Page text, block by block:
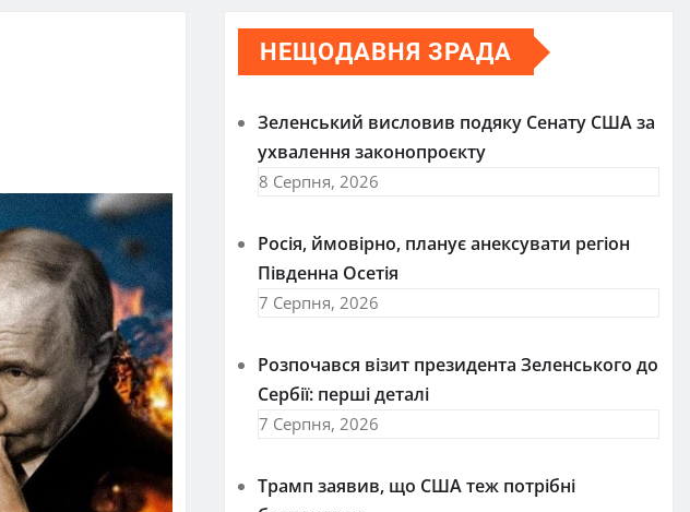
НЕЩОДАВНЯ ЗРАДА
Зеленський висловив подяку Сенату США за
ухвалення законопроєкту
8 Серпня, 2026
Росія, ймовірно, планує анексувати регіон
Південна Осетія
7 Серпня, 2026
Розпочався візит президента Зеленського до
Сербії: перші деталі
7 Серпня, 2026
Трамп заявив, що США теж потрібні